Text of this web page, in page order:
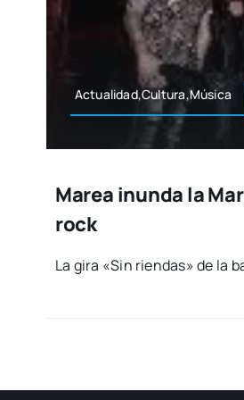
Actualidad,Cultura,Música
Marea inunda la
rock
La gira «Sin rien­das» de la